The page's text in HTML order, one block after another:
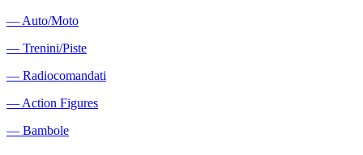
― Auto/Moto
― Trenini/Piste
― Radiocomandati
― Action Figures
― Bambole